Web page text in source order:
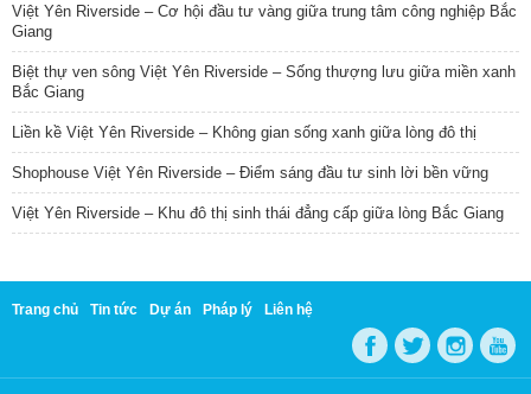
Việt Yên Riverside – Cơ hội đầu tư vàng giữa trung tâm công nghiệp Bắc
Giang
Biệt thự ven sông Việt Yên Riverside – Sống thượng lưu giữa miền xanh
Bắc Giang
Liền kề Việt Yên Riverside – Không gian sống xanh giữa lòng đô thị
Shophouse Việt Yên Riverside – Điểm sáng đầu tư sinh lời bền vững
Việt Yên Riverside – Khu đô thị sinh thái đẳng cấp giữa lòng Bắc Giang
Trang chủ Tin tức Dự án Pháp lý Liên hệ